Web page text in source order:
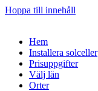
Hoppa till innehåll
Hem
Installera solceller
Prisuppgifter
Välj län
Orter